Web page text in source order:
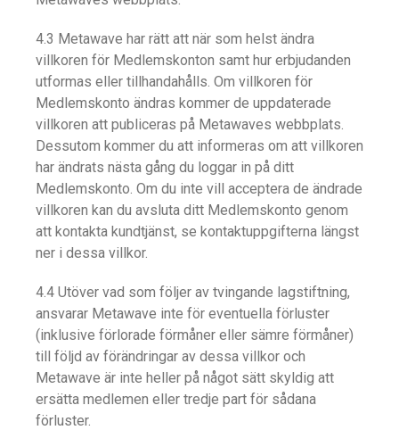
4.3 Metawave har rätt att när som helst ändra
villkoren för Medlemskonton samt hur erbjudanden
utformas eller tillhandahålls. Om villkoren för
Medlemskonto ändras kommer de uppdaterade
villkoren att publiceras på Metawaves webbplats.
Dessutom kommer du att informeras om att villkoren
har ändrats nästa gång du loggar in på ditt
Medlemskonto. Om du inte vill acceptera de ändrade
villkoren kan du avsluta ditt Medlemskonto genom
att kontakta kundtjänst, se kontaktuppgifterna längst
ner i dessa villkor.
4.4 Utöver vad som följer av tvingande lagstiftning,
ansvarar Metawave inte för eventuella förluster
(inklusive förlorade förmåner eller sämre förmåner)
till följd av förändringar av dessa villkor och
Metawave är inte heller på något sätt skyldig att
ersätta medlemen eller tredje part för sådana
förluster.